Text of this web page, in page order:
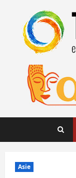
contenu
Asie